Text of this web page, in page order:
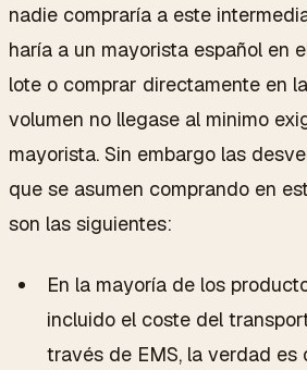
nadie compraría a este
haría a un mayorista español en
lote o comprar directamente en
volumen no llegase al minimo
mayorista. Sin embargo las
que se asumen comprando en
son las siguientes:
En la mayoría de los
incluido el coste del
través de EMS, la verdad es